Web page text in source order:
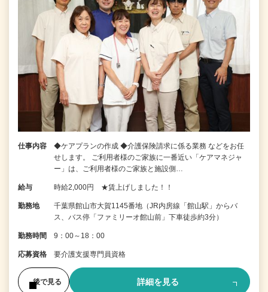
仕事内容
◆ケアプランの作成 ◆介護保険請求に係る業務 などをお任
せします。 ご利用者様のご家族に一番近い「ケアマネジャ
ー」は、ご利用者様のご家族と施設側…
給与 時給2,000円 ★賃上げしました！！
勤務地
千葉県館山市大賀1145番地（JR内房線「館山駅」からバ
ス、バス停「ファミリーオ館山前」下車徒歩約3分）
勤務時間 9：00～18：00
応募資格 要介護支援専門員資格
後で見る 詳細を見る